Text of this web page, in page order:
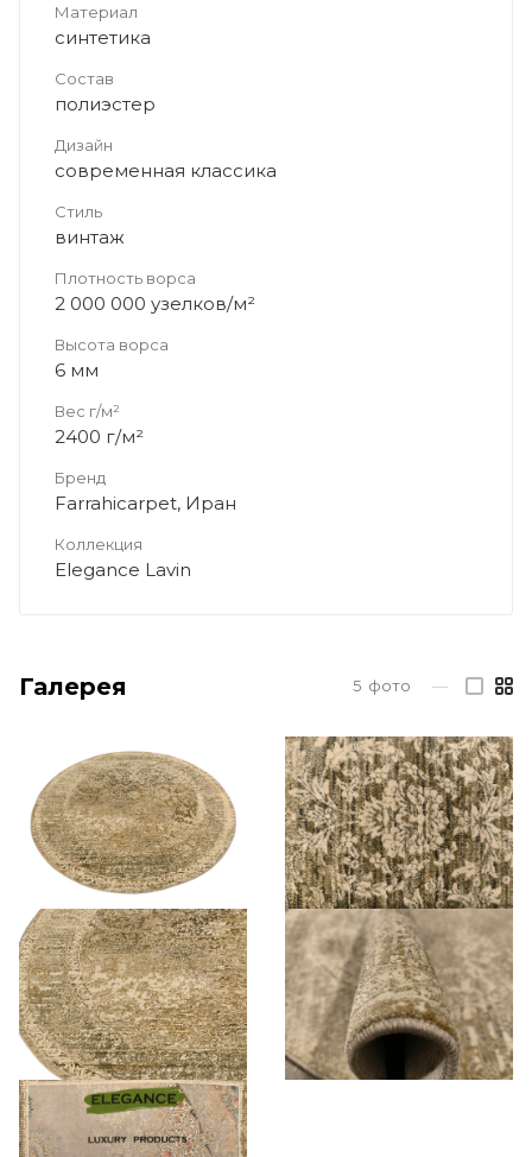
Материал
синтетика
Состав
полиэстер
Дизайн
современная классика
Стиль
винтаж
Плотность ворса
2 000 000 узелков/м²
Высота ворса
6 мм
Вес г/м²
2400 г/м²
Бренд
Farrahicarpet, Иран
Коллекция
Elegance Lavin
Галерея 5 фото —